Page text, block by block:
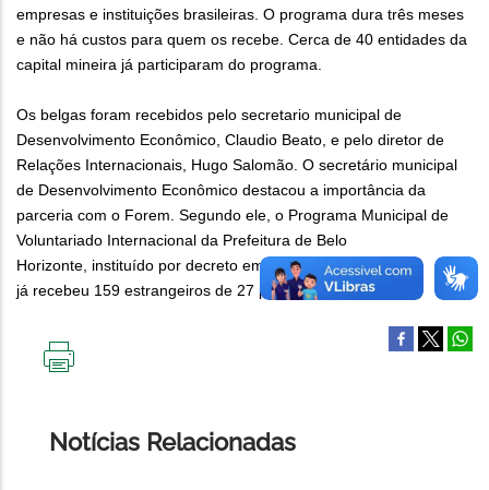
empresas e instituições brasileiras. O programa dura três meses
e não há custos para quem os recebe. Cerca de 40 entidades da
capital mineira já participaram do programa.
Os belgas foram recebidos pelo secretario municipal de
Desenvolvimento Econômico, Claudio Beato, e pelo diretor de
Relações Internacionais, Hugo Salomão. O secretário municipal
de Desenvolvimento Econômico destacou a importância da
parceria com o Forem. Segundo ele, o Programa Municipal de
Voluntariado Internacional da Prefeitura de Belo
Horizonte, instituído por decreto em 2013,
já recebeu 159 estrangeiros de 27 países.
Notícias Relacionadas